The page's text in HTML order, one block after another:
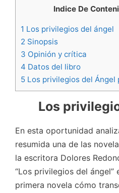
Indice De
1 Los privilegios del ángel
2 Sinopsis
3 Opinión y crítica
4 Datos del libro
5 Los privilegios del Ángel
Los
En esta oportunidad
resumida una de las
la escritora Dolores
“Los privilegios del ángel”
primera novela cómo